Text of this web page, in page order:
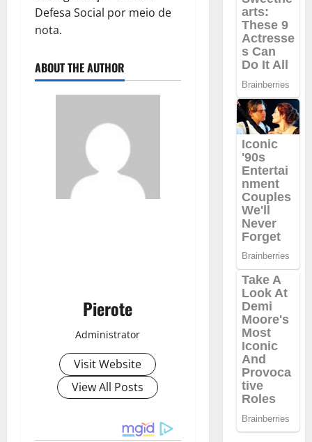
Defesa Social por meio de
nota.
ABOUT THE AUTHOR
Pierote
Administrator
Visit Website
View All Posts